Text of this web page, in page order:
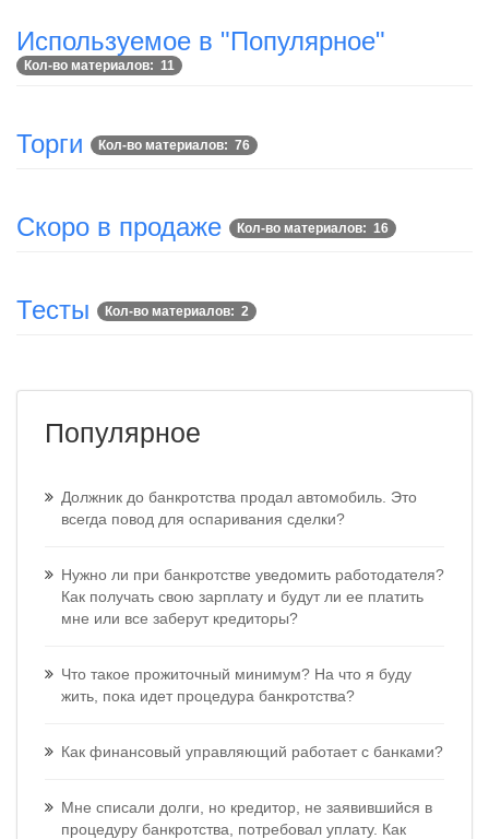
Используемое в "Популярное"
Кол-во материалов: 11
Торги Кол-во материалов: 76
Скоро в продаже Кол-во материалов: 16
Тесты Кол-во материалов: 2
Популярное
Должник до банкротства продал автомобиль. Это
всегда повод для оспаривания сделки?
Нужно ли при банкротстве уведомить работодателя?
Как получать свою зарплату и будут ли ее платить
мне или все заберут кредиторы?
Что такое прожиточный минимум? На что я буду
жить, пока идет процедура банкротства?
Как финансовый управляющий работает с банками?
Мне списали долги, но кредитор, не заявившийся в
процедуру банкротства, потребовал уплату. Как